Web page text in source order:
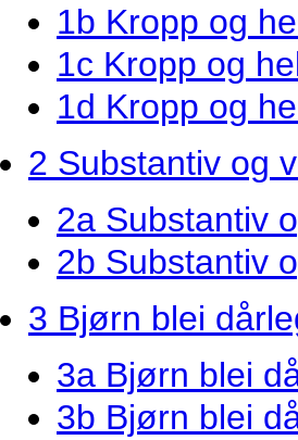
1b Kropp og
1c Kropp og
1d Kropp og
2 Substantiv og
2a Substantiv
2b Substantiv
3 Bjørn blei
3a Bjørn blei
3b Bjørn blei